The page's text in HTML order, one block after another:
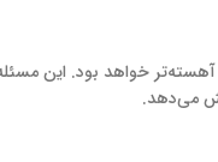
خواهد بود. این مسئله
می‌دهد.